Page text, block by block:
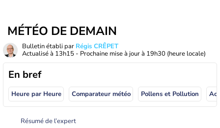
MÉTÉO DE DEMAIN
Bulletin établi par Régis CRÊPET
Actualisé à 13h15 - Prochaine mise à jour à 19h30 (heure locale)
En bref
Heure par Heure Comparateur météo Pollens et Pollution
Résumé de l’expert